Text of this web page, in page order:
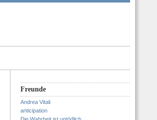
Freunde
Andrea Vitali
anticipation